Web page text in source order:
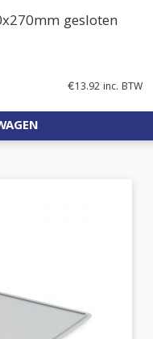
gesloten
€13.92 inc. BTW